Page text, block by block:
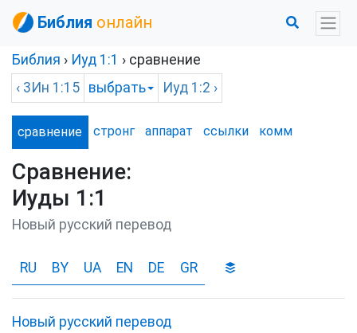
Библия онлайн
Библия › Иуд 1:1 › сравнение
‹ 3Ин 1:15 выбрать Иуд 1:2 ›
сравнение стронг аппарат ссылки комм
Сравнение:
Иуды 1:1
Новый русский перевод
RU BY UA EN DE GR
Новый русский перевод